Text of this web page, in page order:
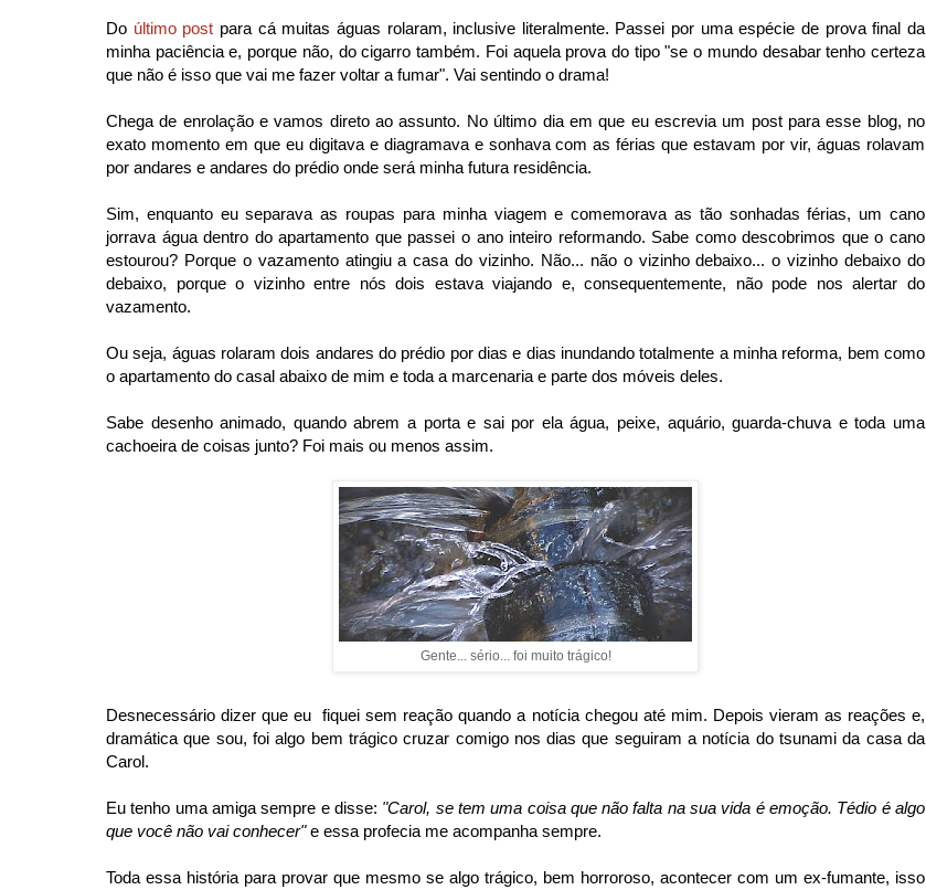
Do último post para cá muitas águas rolaram, inclusive literalmente. Passei por uma espécie de prova final da
minha paciência e, porque não, do cigarro também. Foi aquela prova do tipo "se o mundo desabar tenho certeza
que não é isso que vai me fazer voltar a fumar". Vai sentindo o drama!
Chega de enrolação e vamos direto ao assunto. No último dia em que eu escrevia um post para esse blog, no
exato momento em que eu digitava e diagramava e sonhava com as férias que estavam por vir, águas rolavam
por andares e andares do prédio onde será minha futura residência.
Sim, enquanto eu separava as roupas para minha viagem e comemorava as tão sonhadas férias, um cano
jorrava água dentro do apartamento que passei o ano inteiro reformando. Sabe como descobrimos que o cano
estourou? Porque o vazamento atingiu a casa do vizinho. Não... não o vizinho debaixo... o vizinho debaixo do
debaixo, porque o vizinho entre nós dois estava viajando e, consequentemente, não pode nos alertar do
vazamento.
Ou seja, águas rolaram dois andares do prédio por dias e dias inundando totalmente a minha reforma, bem como
o apartamento do casal abaixo de mim e toda a marcenaria e parte dos móveis deles.
Sabe desenho animado, quando abrem a porta e sai por ela água, peixe, aquário, guarda-chuva e toda uma
cachoeira de coisas junto? Foi mais ou menos assim.
Gente... sério... foi muito trágico!
Desnecessário dizer que eu fiquei sem reação quando a notícia chegou até mim. Depois vieram as reações e,
dramática que sou, foi algo bem trágico cruzar comigo nos dias que seguiram a notícia do tsunami da casa da
Carol.
Eu tenho uma amiga sempre e disse: "Carol, se tem uma coisa que não falta na sua vida é emoção. Tédio é algo
que você não vai conhecer"e essa profecia me acompanha sempre.
Toda essa história para provar que mesmo se algo trágico, bem horroroso, acontecer com um ex-fumante, isso